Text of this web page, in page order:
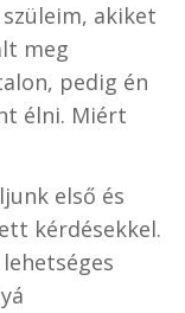
akiket
meg
pedig én
élni. Miért
első és
kérdésekkel.